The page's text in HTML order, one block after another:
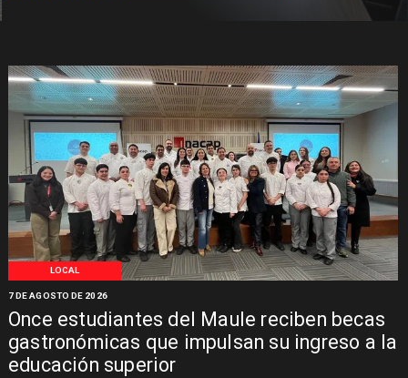
LOCAL
Once estudiantes del Maule reciben becas
gastronómicas que impulsan su ingreso a la
educación superior
7 DE AGOSTO DE 2026